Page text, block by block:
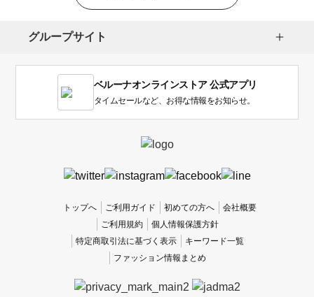
い
グループサイト
ベルーナオンラインストア 公式アプリ
タイムセールなど、お得な情報をお知らせ。
トップへ ご利用ガイド 初めての方へ
会社概要
ご利用規約
個人情報保護方針
特定商取引法に基づく表示
キーワード一覧
ファッション情報まとめ